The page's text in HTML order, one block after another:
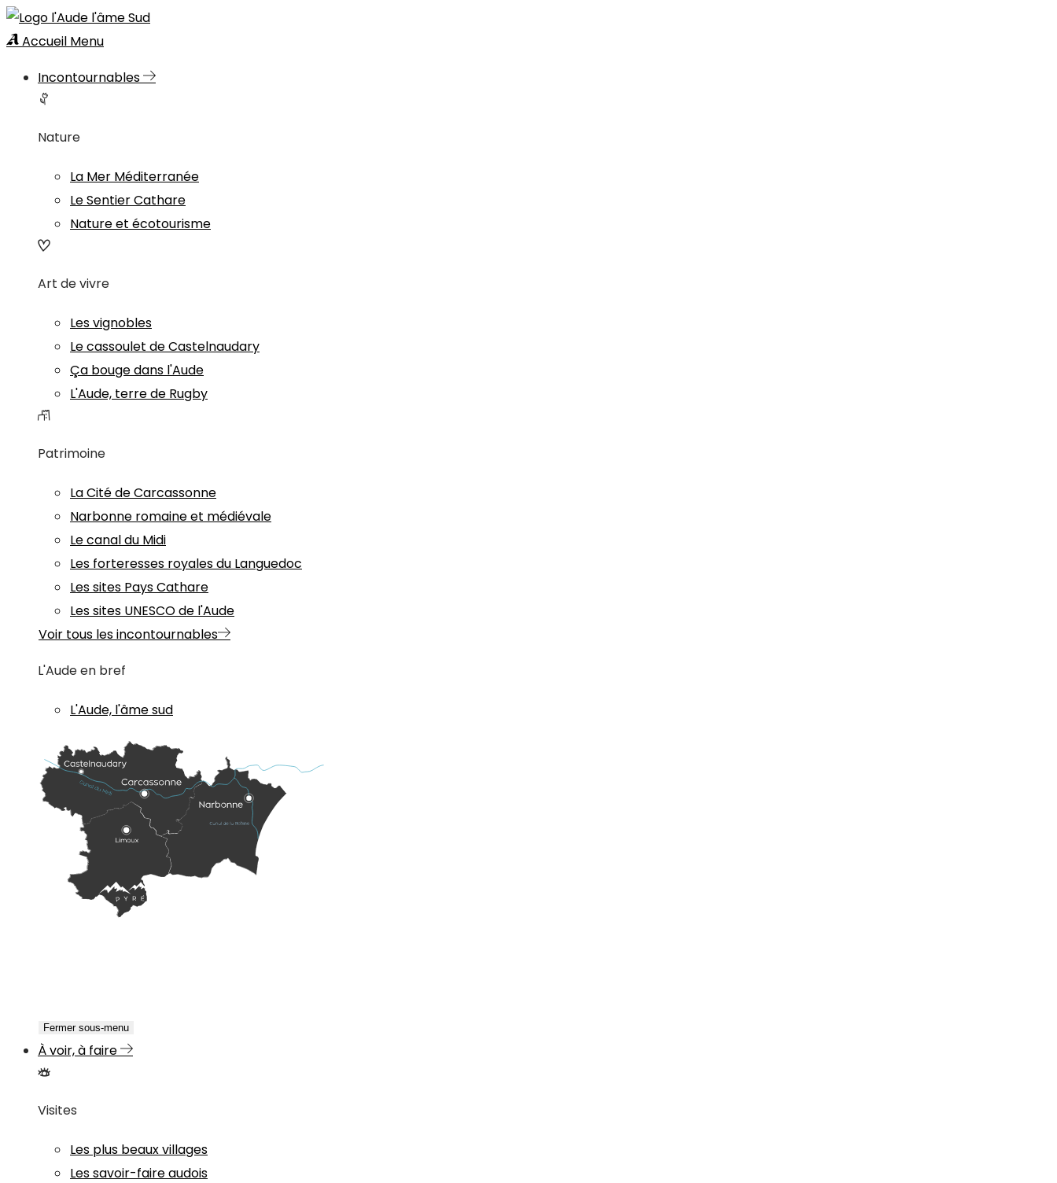
Accueil Menu
Incontournables
Nature
La Mer Méditerranée
Le Sentier Cathare
Nature et écotourisme
Art de vivre
Les vignobles
Le cassoulet de Castelnaudary
Ça bouge dans l'Aude
L'Aude, terre de Rugby
Patrimoine
La Cité de Carcassonne
Narbonne romaine et médiévale
Le canal du Midi
Les forteresses royales du Languedoc
Les sites Pays Cathare
Les sites UNESCO de l'Aude
Voir tous les incontournables
L'Aude en bref
L'Aude, l'âme sud
Fermer sous-menu
À voir, à faire
Visites
Les plus beaux villages
Les savoir-faire audois